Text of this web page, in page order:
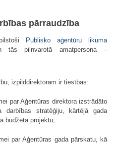
pārraudzība
Publisko aģentūru likuma
tās pilnvarotā amatpersona –
izpilddirektoram ir tiesības:
par Aģentūras direktora izstrādāto
darbības stratēģiju, kārtējā gada
budžeta projektu;
par Aģentūras gada pārskatu, kā